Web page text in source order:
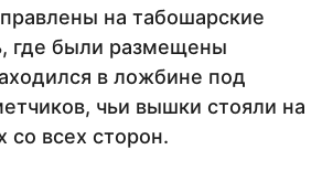
на табошарские
где были размещены
в ложбине под
чьи вышки стояли на
со всех сторон.